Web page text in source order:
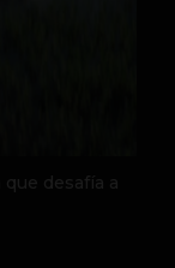
desafía a